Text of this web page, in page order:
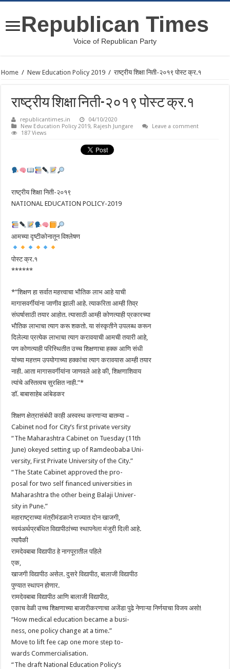
Republican Times
Voice of Republican Party
Home / New Education Policy 2019 / राष्ट्रीय शिक्षा निती-२०१९ पोस्ट क्र.१
राष्ट्रीय शिक्षा निती-२०१९ पोस्ट क्र.१
republicantimes.in
04/10/2020
New Education Policy 2019, Rajesh Jungare
Leave a comment
187 Views
राष्ट्रीय शिक्षा निती-२०१९
NATIONAL EDUCATION POLICY-2019
आमच्या दृष्टीकोनातून विश्लेषण
पोस्ट क्र.१
******
*”शिक्षण हा सर्वात महत्त्वाचा भौतिक लाभ आहे याची
मागासवर्गीयांना जाणीव झाली आहे. त्याकरिता आम्ही तिव्र
संघर्षासाठी तयार आहोत. त्यासाठी आम्ही कोणत्याही प्रकारच्या
भौतिक लाभाचा त्याग करू शकतो. या संस्कृतीने उपलब्ध करून
दिलेल्या प्रत्येक लाभाचा त्याग करावयाची आमची तयारी आहे,
पण कोणत्याही परिस्थितीत उच्च शिक्षणाचा हक्क आणि संधी
यांच्या महत्तम उपयोगाच्या हक्कांचा त्याग करावयास आम्ही तयार
नाही. आता मागासवर्गीयांना जाणवले आहे की, शिक्षणाशिवाय
त्यांचे अस्तित्वच सुरक्षित नाही.”*
डॉ. बाबासाहेब आंबेडकर
शिक्षण क्षेत्रासंबंधी काही अस्वस्थ करणाऱ्या बातम्या –
Cabinet nod for City’s first private versity
“The Maharashtra Cabinet on Tuesday (11th
June) okeyed setting up of Ramdeobaba Uni-
versity, First Private University of the City.”
“The State Cabinet approved the pro-
posal for two self financed universities in
Maharashtra the other being Balaji Univer-
sity in Pune.”
महाराष्ट्राच्या मंत्रीमंडळाने राज्यात दोन खाजगी,
स्वयंअर्थप्रबंधित विद्यापीठांच्या स्थापनेला मंजुरी दिली आहे.
त्यापैकी
रामदेवबाबा विद्यापीठ हे नागपूरातील पहिले
एक,
खाजगी विद्यापीठ असेल. दुसरे विद्यापीठ, बालाजी विद्यापीठ
पुण्यात स्थापन होणार.
रामदेवबाबा विद्यापीठ आणि बालाजी विद्यापीठ,
एकाच वेळी उच्च शिक्षणाच्या बाजारीकरणाचा अजेंडा पुढे नेणाऱ्या निर्णयाचा विजय असो!
“How medical education became a busi-
ness, one policy change at a time.”
Move to lift fee cap one more step to-
wards Commercialisation.
“The draft National Education Policy’s